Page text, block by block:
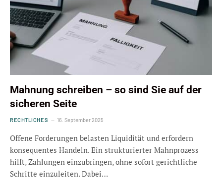
Mahnung schreiben – so sind Sie auf der
sicheren Seite
RECHTLICHES 16. September 2025
Offene Forderungen belasten Liquidität und erfordern
konsequentes Handeln. Ein strukturierter Mahnprozess
hilft, Zahlungen einzubringen, ohne sofort gerichtliche
Schritte einzuleiten. Dabei…